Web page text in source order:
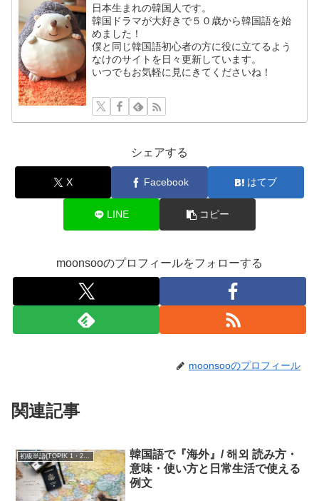
日本生まれの韓国人です。
韓国ドラマが大好きで５０歳から韓国語を始
めました！
僕と同じ韓国語初心者の方に役に立てるよう
なけのサイトを日々更新しています。
いつでもお気軽に見にきてくださいね！
シェアする
X Facebook はてブ
LINE コピー
moonsooのプロフィールをフォローする
moonsooのプロフィール
関連記事
初級単語(TOPIK 1・2級)
韓国語で『海外』/ 해외 読み方・
意味・使い方と日常生活で使える
例文